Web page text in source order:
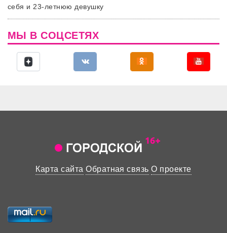
себя и 23-летнюю девушку
МЫ В СОЦСЕТЯХ
Карта сайта Обратная связь О проекте